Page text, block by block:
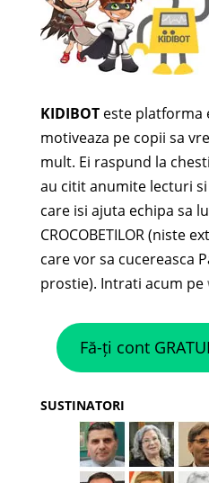
KIDIBOTeste platforma
motiveaza pe copii sa
mult. Ei raspund la
au citit anumite lecturi
care isi ajuta echipa sa
CROCOBETILOR (niste
care vor sa cucereasca
prostie). Intrati acum pe
Fă-ți cont
SUSTINATORI